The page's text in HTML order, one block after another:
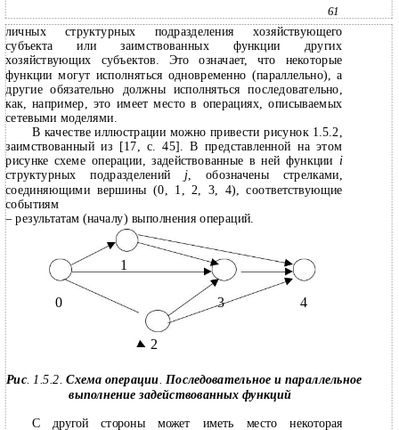
61
личных структурных подразделения хозяйствующего
субъекта или заимствованных функции других
хозяйствующих субъектов. Это означает, что некоторые
функции могут исполняться одновременно (параллельно), а
другие обязательно должны исполняться последовательно,
как, например, это имеет место в операциях, описываемых
сетевыми моделями.
В качестве иллюстрации можно привести рисунок 1.5.2,
заимствованный из [17, с. 45]. В представленной на этом
рисунке схеме операции, задействованные в ней функции i
структурных подразделений j, обозначены стрелками,
соединяющими вершины (0, 1, 2, 3, 4), соответствующие
событиям
– результатам (началу) выполнения операций.
1
0 3 4
2
Рис. 1.5.2.Схема операции. Последовательное и параллельное
выполнение задействованных функций
С другой стороны может иметь место некоторая